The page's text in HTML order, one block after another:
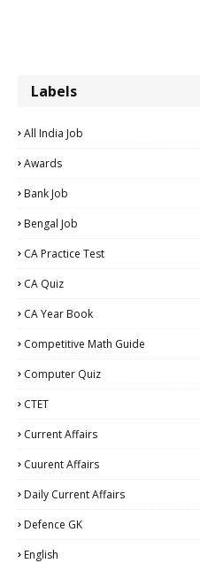
Labels
All India Job
Awards
Bank Job
Bengal Job
CA Practice Test
CA Quiz
CA Year Book
Competitive Math Guide
Computer Quiz
CTET
Current Affairs
Cuurent Affairs
Daily Current Affairs
Defence GK
English